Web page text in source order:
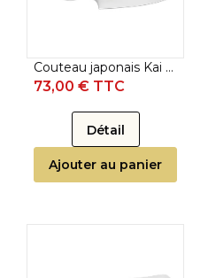
Couteau japonais Kai Seki Magoroku Shoso - Couteau santoku 16,5 cm
73,00 € TTC
Détail
Ajouter au panier